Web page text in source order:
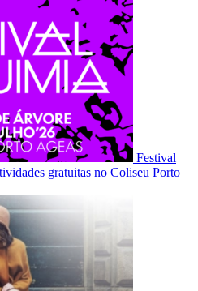
Festival
gratuitas no Coliseu Porto